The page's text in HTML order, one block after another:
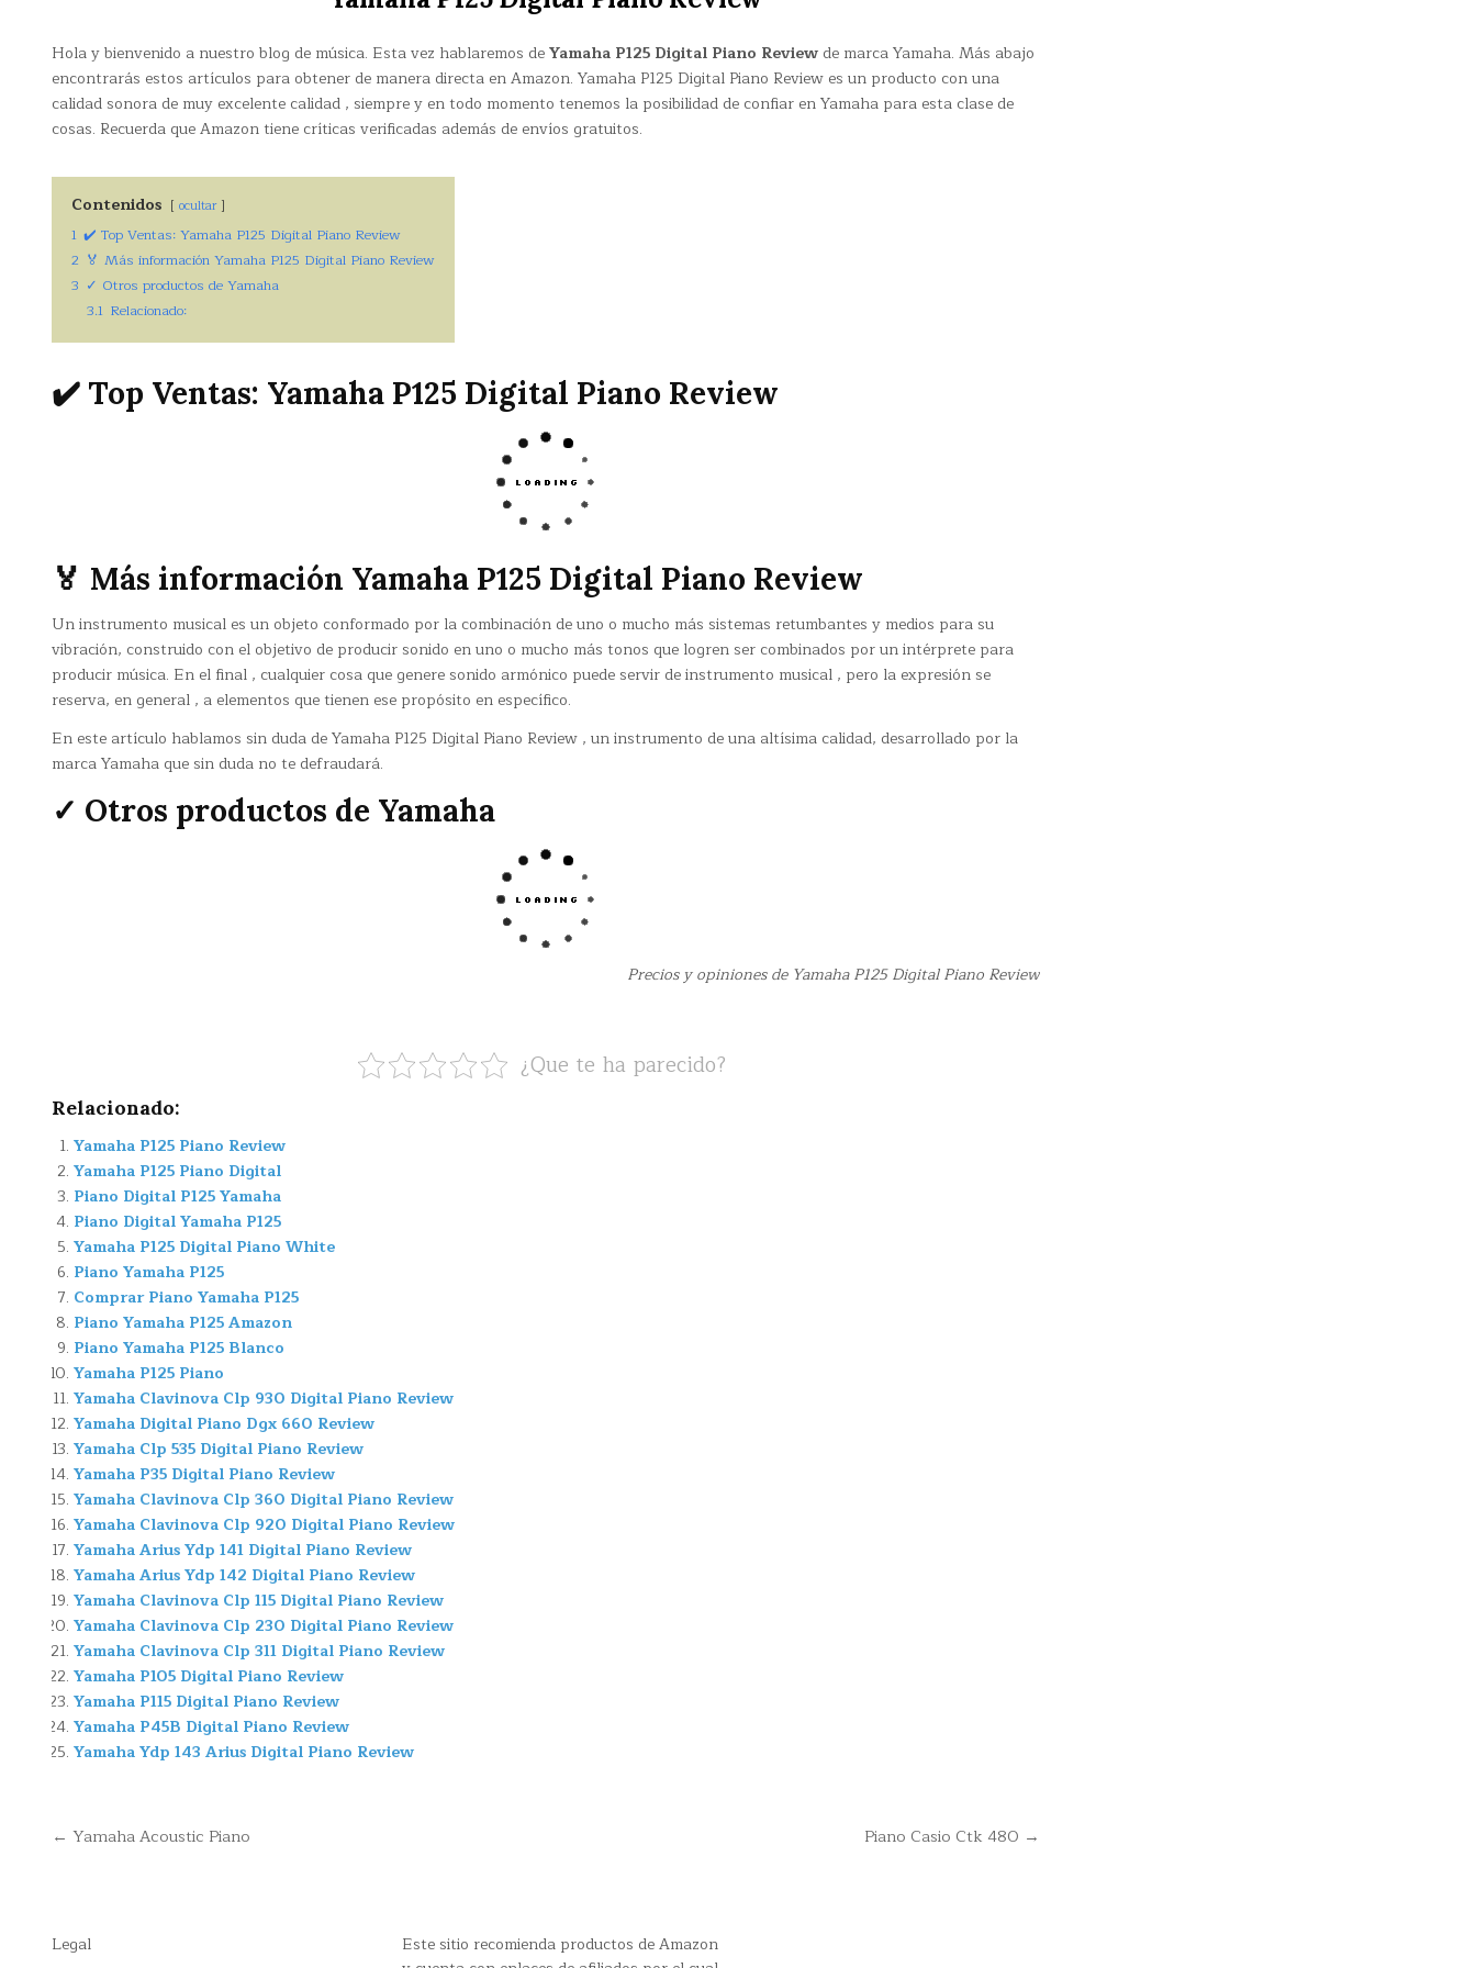
Hola y bienvenido a nuestro blog de música. Esta vez hablaremos deYamaha P125 Digital Piano Review de marca Yamaha. Más abajo
encontrarás estos artículos para obtener de manera directa en Amazon. Yamaha P125 Digital Piano Review es un producto con una
calidad sonora de muy excelente calidad , siempre y en todo momento tenemos la posibilidad de confiar en Yamaha para esta clase de
cosas. Recuerda que Amazon tiene críticas verificadas además de envíos gratuitos.
Contenidos ocultar
1 ✔️ Top Ventas: Yamaha P125 Digital Piano Review
2 🏅 Más información Yamaha P125 Digital Piano Review
3 ✓ Otros productos de Yamaha
3.1 Relacionado:
✔️ Top Ventas: Yamaha P125 Digital Piano Review
🏅 Más información Yamaha P125 Digital Piano Review
Un instrumento musical es un objeto conformado por la combinación de uno o mucho más sistemas retumbantes y medios para su
vibración, construido con el objetivo de producir sonido en uno o mucho más tonos que logren ser combinados por un intérprete para
producir música. En el final , cualquier cosa que genere sonido armónico puede servir de instrumento musical , pero la expresión se
reserva, en general , a elementos que tienen ese propósito en específico.
En este artículo hablamos sin duda de Yamaha P125 Digital Piano Review , un instrumento de una altísima calidad, desarrollado por la
marca Yamaha que sin duda no te defraudará.
✓ Otros productos de Yamaha
Precios y opiniones de Yamaha P125 Digital Piano Review
¿Que te ha parecido?
Relacionado:
Yamaha P125 Piano Review
Yamaha P125 Piano Digital
Piano Digital P125 Yamaha
Piano Digital Yamaha P125
Yamaha P125 Digital Piano White
Piano Yamaha P125
Comprar Piano Yamaha P125
Piano Yamaha P125 Amazon
Piano Yamaha P125 Blanco
Yamaha P125 Piano
Yamaha Clavinova Clp 930 Digital Piano Review
Yamaha Digital Piano Dgx 660 Review
Yamaha Clp 535 Digital Piano Review
Yamaha P35 Digital Piano Review
Yamaha Clavinova Clp 360 Digital Piano Review
Yamaha Clavinova Clp 920 Digital Piano Review
Yamaha Arius Ydp 141 Digital Piano Review
Yamaha Arius Ydp 142 Digital Piano Review
Yamaha Clavinova Clp 115 Digital Piano Review
Yamaha Clavinova Clp 230 Digital Piano Review
Yamaha Clavinova Clp 311 Digital Piano Review
Yamaha P105 Digital Piano Review
Yamaha P115 Digital Piano Review
Yamaha P45B Digital Piano Review
Yamaha Ydp 143 Arius Digital Piano Review
Navegación Piano Casio Ctk 480 →
← Yamaha Acoustic Piano
Legal
Este sitio recomienda productos de Amazon